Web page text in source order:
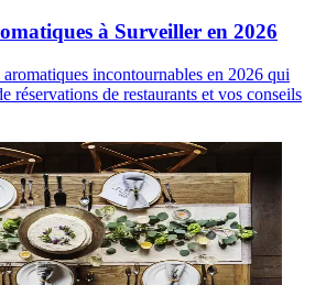
à Surveiller en 2026
incontournables en 2026 qui
réservations de restaurants et vos conseils